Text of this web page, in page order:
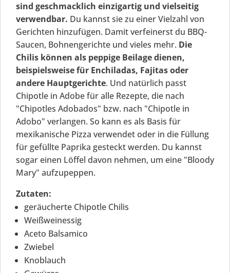
sind geschmacklich einzigartig und vielseitig
verwendbar. Du kannst sie zu einer Vielzahl von
Gerichten hinzufügen. Damit verfeinerst du BBQ-
Saucen, Bohnengerichte und vieles mehr. Die
Chilis können als peppige Beilage dienen,
beispielsweise für Enchiladas, Fajitas oder
andere Hauptgerichte. Und natürlich passt
Chipotle in Adobe für alle Rezepte, die nach
"Chipotles Adobados" bzw. nach "Chipotle in
Adobo" verlangen. So kann es als Basis für
mexikanische Pizza verwendet oder in die Füllung
für gefüllte Paprika gesteckt werden. Du kannst
sogar einen Löffel davon nehmen, um eine "Bloody
Mary" aufzupeppen.
Zutaten:
geräucherte Chipotle Chilis
Weißweinessig
Aceto Balsamico
Zwiebel
Knoblauch